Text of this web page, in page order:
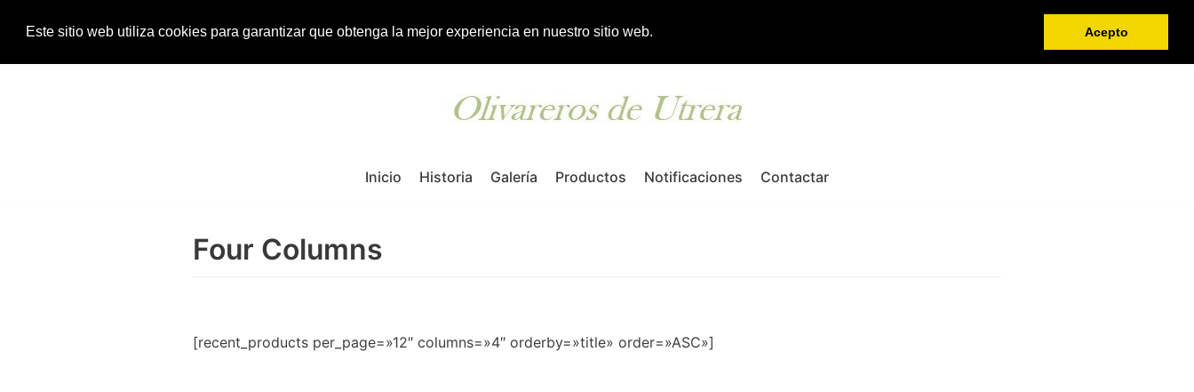
Este sitio web utiliza cookies para garantizar que obtenga la mejor experiencia en nuestro sitio web. Acepto
Inicio Historia Galería Productos Notificaciones Contactar
Four Columns
[recent_products per_page=»12″ columns=»4″ orderby=»title» order=»ASC»]